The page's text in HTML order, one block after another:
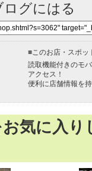
グにはる
■このお店・スポッ
読取機能付きのモ
アクセス！
便利に店舗情報を
気に入